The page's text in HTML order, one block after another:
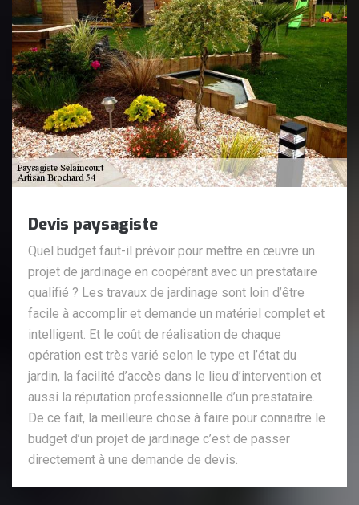
Devis paysagiste
Quel budget faut-il prévoir pour mettre en œuvre un
projet de jardinage en coopérant avec un prestataire
qualifié ? Les travaux de jardinage sont loin d’être
facile à accomplir et demande un matériel complet et
intelligent. Et le coût de réalisation de chaque
opération est très varié selon le type et l’état du
jardin, la facilité d’accès dans le lieu d’intervention et
aussi la réputation professionnelle d’un prestataire.
De ce fait, la meilleure chose à faire pour connaitre le
budget d’un projet de jardinage c’est de passer
directement à une demande de devis.